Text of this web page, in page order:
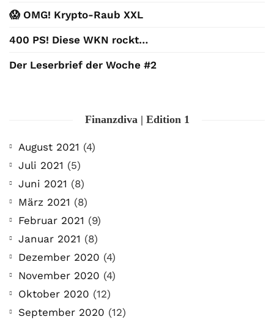
😱 OMG! Krypto-Raub XXL
400 PS! Diese WKN rockt…
Der Leserbrief der Woche #2
Finanzdiva | Edition 1
August 2021 (4)
Juli 2021 (5)
Juni 2021 (8)
März 2021 (8)
Februar 2021 (9)
Januar 2021 (8)
Dezember 2020 (4)
November 2020 (4)
Oktober 2020 (12)
September 2020 (12)